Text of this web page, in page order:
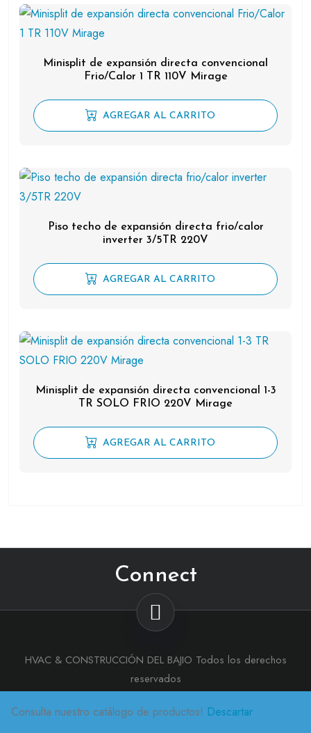
Consulta nuestro catálogo de productos! Descartar
Minisplit de expansión directa convencional
Frio/Calor 1 TR 110V Mirage
AGREGAR AL CARRITO
Piso techo de expansión directa frio/calor
inverter 3/5TR 220V
AGREGAR AL CARRITO
Minisplit de expansión directa convencional 1-3
TR SOLO FRIO 220V Mirage
AGREGAR AL CARRITO
Connect
HVAC & CONSTRUCCIÓN DEL BAJIO Todos los derechos
reservados